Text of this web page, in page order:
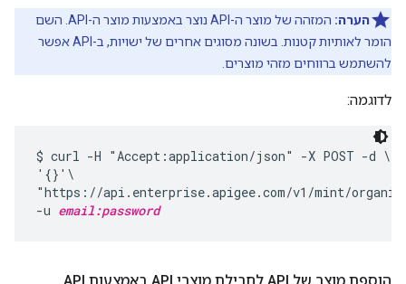
הערה:
המזהה של מוצר ה-API נוצר באמצעות מוצר ה-API. השם
הומר לאותיות קטנות. בשונה מסוגים אחרים של ישויות, ב-API אפשר
להשתמש ברווחים מזהי מוצרים.
לדוגמה:
$ curl -H "Accept:application/json" -X POST -d \
'{}'\
"https://api.enterprise.apigee.com/v1/mint/
-u email:password